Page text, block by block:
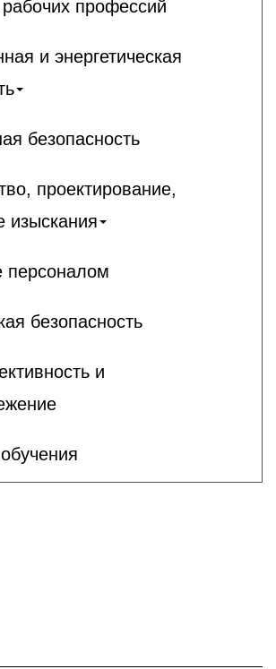
рабочих профессий
и энергетическая
безопасность
проектирование,
изыскания
персоналом
безопасность
и